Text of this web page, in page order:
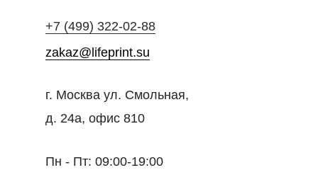
+7 (499) 322-02-88
zakaz@lifeprint.su
Пн - Пт: 09:00-19:00
г. Москва ул. Смольная,
д. 24а, офис 810